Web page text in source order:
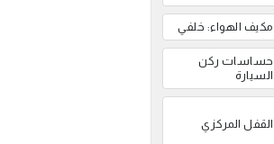
مكيف الهواء: خلفي
حساسات ركن
السيارة
القفل المركزي